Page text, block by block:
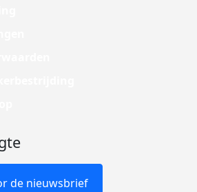
de nieuwsbrief